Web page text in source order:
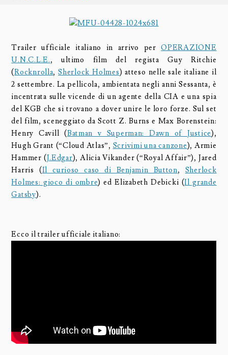
Trailer ufficiale italiano in arrivo perOPERAZIONE
U.N.C.L.E., ultimo film del regista Guy Ritchie
(Rocknrolla,Sherlock Holmes) atteso nelle sale italiane il
2 settembre. La pellicola, ambientata negli anni Sessanta, è
incentrata sulle vicende di un agente della CIA e una spia
del KGB che si trovano a dover unire le loro forze. Sul set
del film, sceneggiato da Scott Z. Burns e Max Borenstein:
Henry Cavill (Batman v Superman: Dawn of Justice),
Hugh Grant (“Cloud Atlas”, Scrivimi una canzone), Armie
Hammer (J.Edgar), Alicia Vikander (“Royal Affair”), Jared
Harris (Il curioso caso di Benjamin Button, Sherlock
Holmes: gioco di ombre) ed Elizabeth Debicki (Il grande
Gatsby).
Ecco il trailer ufficiale italiano: